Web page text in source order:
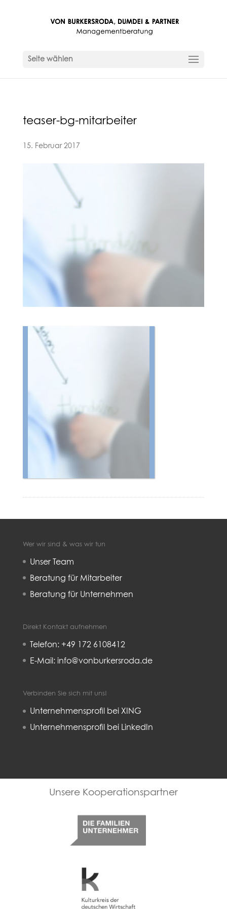
Seite wählen
teaser-bg-mitarbeiter
15. Februar 2017
Wer wir sind & was wir tun
Unser Team
Beratung für Mitarbeiter
Beratung für Unternehmen
Direkt Kontakt aufnehmen
Telefon: +49 172 6108412
E-Mail: info@vonburkersroda.de
Verbinden Sie sich mit uns!
Unternehmensprofil bei XING
Unternehmensprofil bei LinkedIn
Kulturkreis deutsche Wirtschaft